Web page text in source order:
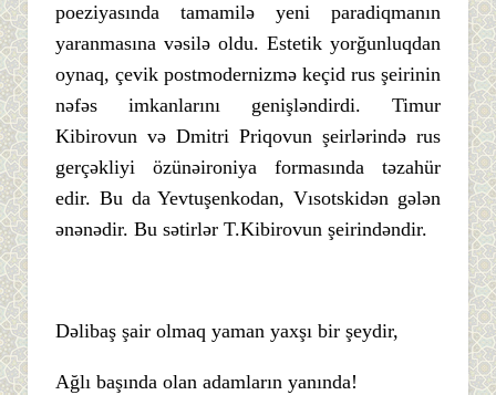
poeziyasında tamamilə yeni paradiqmanın
yaranmasına vəsilə oldu. Estetik yorğunluqdan
oynaq, çevik postmodernizmə keçid rus şeirinin
nəfəs imkanlarını genişləndirdi. Timur
Kibirovun və Dmitri Priqovun şeirlərində rus
gerçəkliyi özünəironiya formasında təzahür
edir. Bu da Yevtuşenkodan, Vısotskidən gələn
ənənədir. Bu sətirlər T.Kibirovun şeirindəndir.
Dəlibaş şair olmaq yaman yaxşı bir şeydir,
Ağlı başında olan adamların yanında!